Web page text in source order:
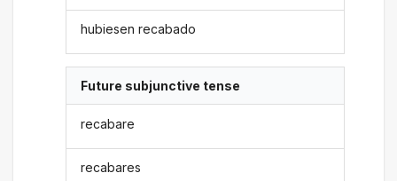
hubiesen recabado
Future subjunctive tense
recabare
recabares